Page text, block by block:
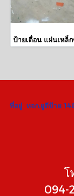
ที่อยู่ หจก.ยูดีป้าย
โ
094-